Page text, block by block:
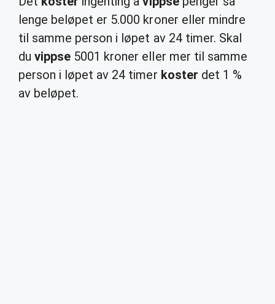
lenge beløpet er 5.000 kroner eller mindre
til samme person i løpet av 24 timer. Skal
duvippse 5001 kroner eller mer til samme
person i løpet av 24 timer koster det 1 %
av beløpet.